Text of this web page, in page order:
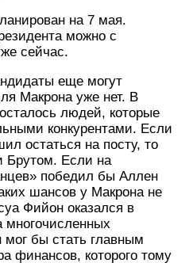
на 7 мая.
можно с
сейчас.
еще могут
Макрона уже нет. В
людей, которые
конкурентами. Если
остаться на посту, то
Брутом. Если на
победил бы Аллен
шансов у Макрона не
Фийон оказался в
многочисленных
мог бы стать главным
финансов, которого тому